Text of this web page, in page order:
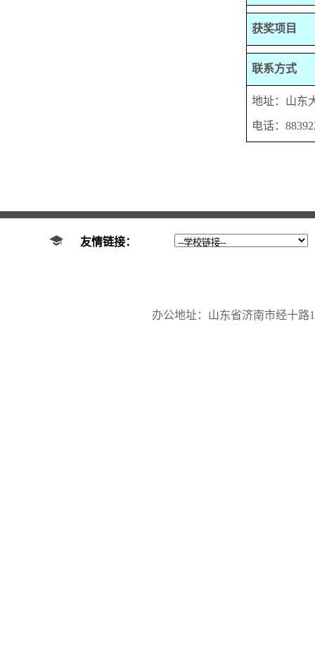
获奖项目
联系方式
地址：山东
电话：
友情链接：
办公地址：山东省济南市经十路